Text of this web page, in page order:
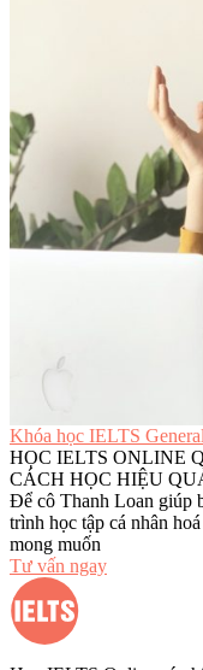
Khóa học IELTS
HỌC IELTS ONLINE
CÁCH HỌC HIỆU
Để cô Thanh Loan giúp
trình học tập cá nhân
mong muốn
Tư vấn ngay